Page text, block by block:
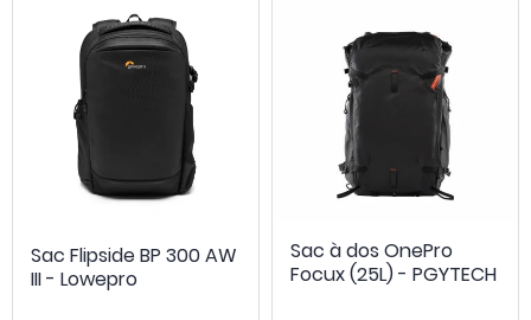
Les supports de stockage méritent la même attention.
Boîtes et porte-cartes accueillent les formats SD,
microSD, CFexpress ou XQD et évitent qu’une carte
pleine ne se mélange avec celles qui attendent
encore d’être utilisées.
Sac Flipside BP 300 AW
III - Lowepro
Sac à dos OnePro
Focux (25L) - PGYTECH